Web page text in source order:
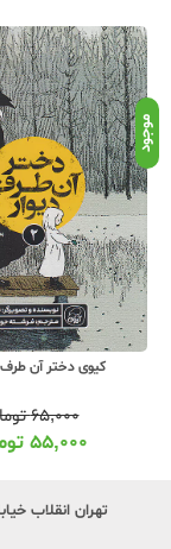
موجود
کیوی دختر آن طرف
۶۵,۰۰۰
۵۵,۰۰۰
تهران انقلاب خیابان ۱۲ فروردین پایین تر از وحید